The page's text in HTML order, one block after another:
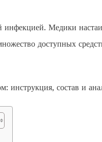
инфекцией. Медики
доступных